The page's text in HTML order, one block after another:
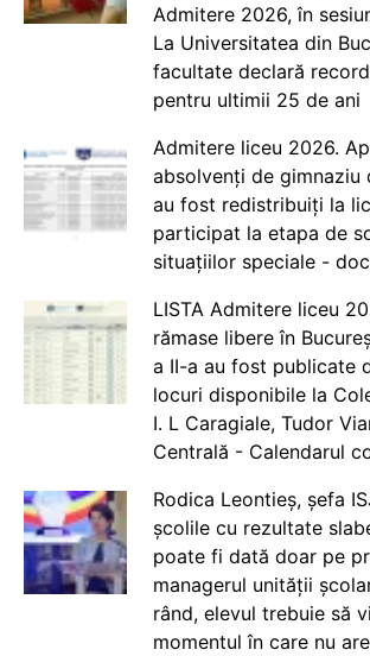
Admitere 2026, în
La Universitatea din
facultate declară
pentru ultimii 25 de ani
Admitere liceu 2026.
absolvenți de gimnaziu
au fost redistribuiți la
participat la etapa de
situațiilor speciale -
LISTA Admitere liceu
rămase libere în
a II-a au fost publicate
locuri disponibile la
I. L Caragiale, Tudor
Centrală - Calendarul
Rodica Leontieș, șefa
școlile cu rezultate
poate fi dată doar pe
managerul unității
rând, elevul trebuie să
momentul în care nu